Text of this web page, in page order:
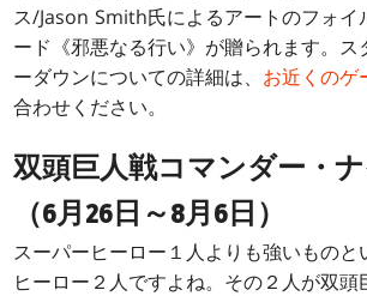
ス/Jason Smith氏によるアートのフォイ
ード《邪悪なる行い》が贈られます。ス
ーダウンについての詳細は、 お近くのゲ
合わせください。
双頭巨人戦コマンダー・ナ
（6月26日～8月6日）
スーパーヒーロー１人よりも強いものと
ヒーロー２人ですよね。その２人が双